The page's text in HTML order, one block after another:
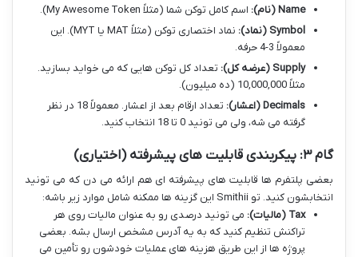
Name (نام):
اسم کامل توکن شما (مثلاً My Awesome Token).
Symbol (نماد):
نماد اختصاری توکن (مثلاً MAT یا MYT). این
معمولاً 3-4 حرفه.
Supply (عرضه کل):
تعداد کل توکن هایی که می خواید بسازید.
مثلاً 10,000,000 (ده میلیون).
Decimals (اعشار):
تعداد ارقام بعد از اعشار. معمولاً 18 در نظر
گرفته می شه، ولی می تونید 0 تا 18 انتخاب کنید.
گام ۳: پیکربندی قابلیت های پیشرفته (اختیاری)
بعضی پلتفرم ها قابلیت های پیشرفته ای هم ارائه می دن که می تونید
انتخابشون کنید. تو Smithii این گزینه ها ممکنه شامل موارد زیر باشه:
Tax (مالیات):
می تونید درصدی رو به عنوان مالیات روی هر
تراکنش تنظیم کنید که به یه آدرس مشخص ارسال بشه. بعضی
پروژه ها از این طریق هزینه های عملیات خودشون رو تأمین می